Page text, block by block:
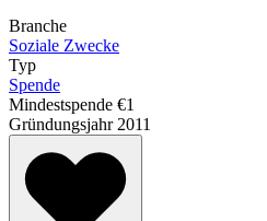
Branche
Soziale Zwecke
Typ
Spende
Mindestspende €1
Gründungsjahr 2011